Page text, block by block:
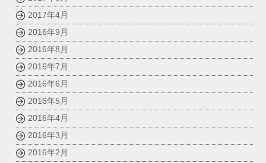
2017年4月
2016年9月
2016年8月
2016年7月
2016年6月
2016年5月
2016年4月
2016年3月
2016年2月